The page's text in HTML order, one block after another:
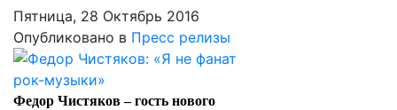
Пятница, 28 Октябрь 2016
Опубликовано в Пресс релизы
Федор Чистяков – гость нового